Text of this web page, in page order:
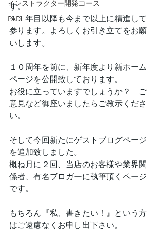
インストラクター開発コース
PADI
す。
１１年目以降も今まで以上に精進して
参ります。よろしくお引き立てをお願
いします。
１０周年を前に、新年度より新ホーム
ページを公開致しております。
お役に立っていますでしょうか？　ご
意見など御座いましたらご教示くださ
い。
そして今回新たにゲストブログページ
を追加致しました。
概ね月に２回、当店のお客様や業界関
係者、有名ブロガーに執筆頂くページ
です。
もちろん『私、書きたい！』という方
はご遠慮なくお申し出下さい。